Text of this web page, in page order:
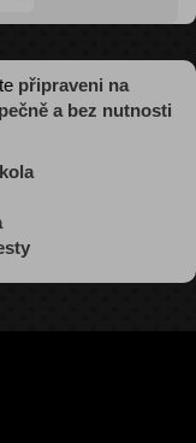
připraveni na
a bez nutnosti